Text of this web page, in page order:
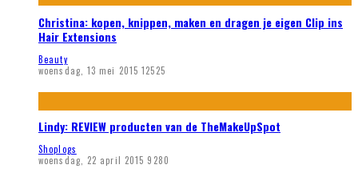
Christina: kopen, knippen, maken en dragen je eigen Clip ins
Hair Extensions
Beauty
woensdag, 13 mei 2015 12525
Lindy: REVIEW producten van de TheMakeUpSpot
Shoplogs
woensdag, 22 april 2015 9280